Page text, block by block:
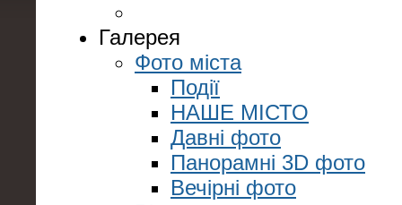
Галерея
Фото міста
Події
НАШЕ МІСТО
Давні фото
Панорамні 3D фото
Вечірні фото